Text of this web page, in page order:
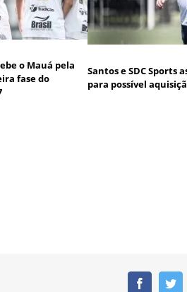
o Mauá pela
fase do
Santos e SDC Sports
para possível
Facebook